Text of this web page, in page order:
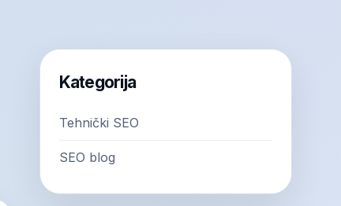
Kategorija
Tehnički SEO
SEO blog